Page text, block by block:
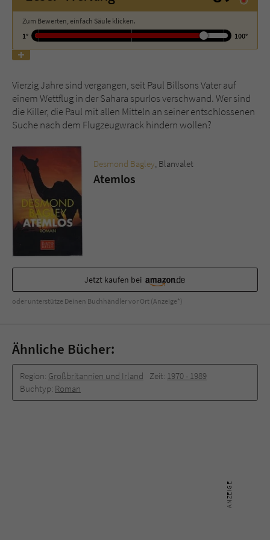
Zum Bewerten, einfach Säule klicken.
1°
100°
Vierzig Jahre sind vergangen, seit Paul Billsons Vater auf
einem Wettflug in der Sahara spurlos verschwand. Wer sind
die Killer, die Paul mit allen Mitteln an seiner entschlossenen
Suche nach dem Flugzeugwrack hindern wollen?
Desmond Bagley, Blanvalet
Atemlos
Jetzt kaufen bei
oder unterstütze Deinen Buchhändler vor Ort (Anzeige*)
Ähnliche Bücher:
Region: Großbritannien und Irland Zeit: 1970 -­ 1989
Buchtyp: Roman
Name tx_pwcomments_ahash
Anbieter
Laufzeit 1 Jahr
Zweck Cookie für Kommentare einzelner Buchtitel
Anbieter Literatur-Couch Medien GmbH & Co. KG
Laufzeit
Zweck
überprüfen.